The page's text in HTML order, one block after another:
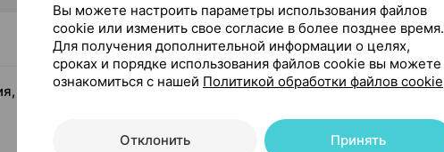
1% 15 г ×1, Меда Фарма Германия
Вы можете настроить параметры использования файлов
cookie или изменить свое согласие в более позднее время.
Для получения дополнительной информации о целях,
сроках и порядке использования файлов cookie вы можете
ознакомиться с нашей Политикой обработки файлов cookie
Отклонить Принять